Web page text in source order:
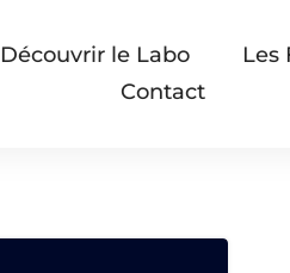
Découvrir le Labo Les
Contact